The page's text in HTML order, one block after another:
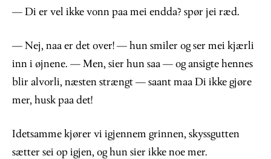
— Di er vel ikke vonn paa mei endda? spør jei ræd.
— Nej, naa er det over! — hun smiler og ser mei kjærli
inn i øjnene. — Men, sier hun saa — og ansigte hennes
blir alvorli, næsten strængt — saant maa Di ikke gjøre
mer, husk paa det!
Idetsamme kjører vi igjennem grinnen, skyssgutten
sætter sei op igjen, og hun sier ikke noe mer.